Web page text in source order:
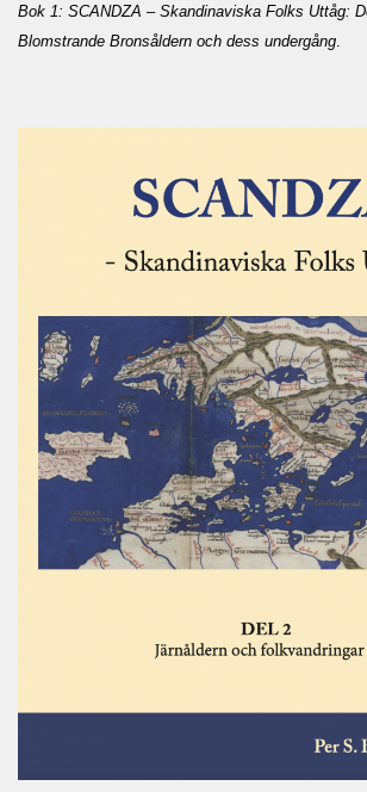
Bok 1: SCANDZA – Skandinaviska Folks Uttåg:
Blomstrande Bronsåldern och dess undergång